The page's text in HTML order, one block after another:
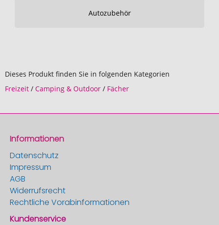
Autozubehör
Dieses Produkt finden Sie in folgenden Kategorien
Freizeit / Camping & Outdoor / Fächer
Informationen
Datenschutz
Impressum
AGB
Widerrufsrecht
Rechtliche Vorabinformationen
Kundenservice